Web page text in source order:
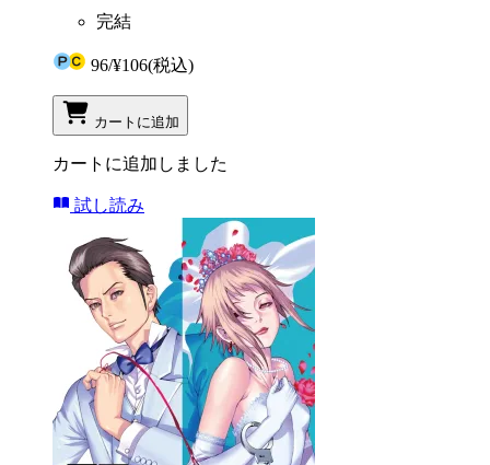
完結
96/¥106(税込)
カートに追加
カートに追加しました
試し読み